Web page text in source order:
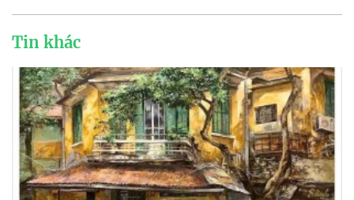
Tin khác